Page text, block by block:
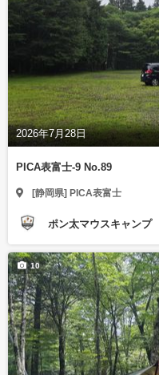
2026年7月28日
PICA表富士-9 No.89
[静岡県] PICA表富士
ポン太マウスキャンプ
10